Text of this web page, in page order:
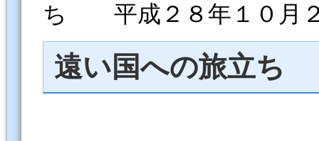
ち 平成２８年１０月
遠い国への旅立ち